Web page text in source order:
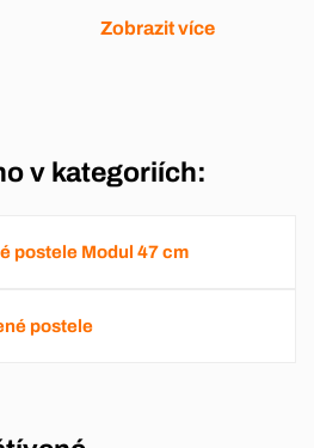
Zobrazit více
v kategoriích:
postele Modul 47 cm
postele